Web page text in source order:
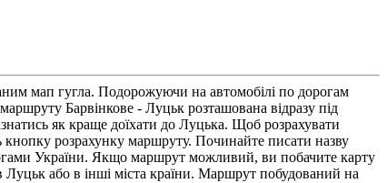
мап гугла. Подорожуючи на автомобілі по дорогам
Барвінкове - Луцьк розташована відразу під
як краще доїхати до Луцька. Щоб розрахувати
кнопку розрахунку маршруту. Починайте писати назву
України. Якщо маршрут можливий, ви побачите карту
Луцьк або в інші міста країни. Маршрут побудований на